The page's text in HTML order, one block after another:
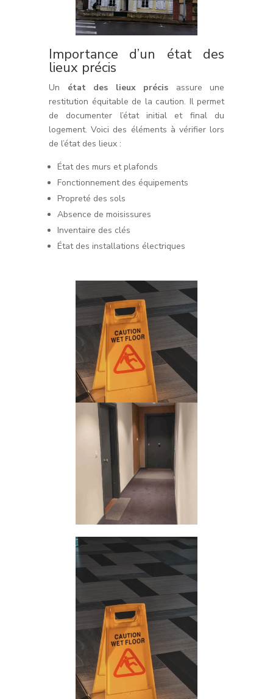
Importance d’un état des
lieux précis
Un état des lieux précis assure une
restitution équitable de la caution. Il permet
de documenter l’état initial et final du
logement. Voici des éléments à vérifier lors
de l’état des lieux :
État des murs et plafonds
Fonctionnement des équipements
Propreté des sols
Absence de moisissures
Inventaire des clés
État des installations électriques